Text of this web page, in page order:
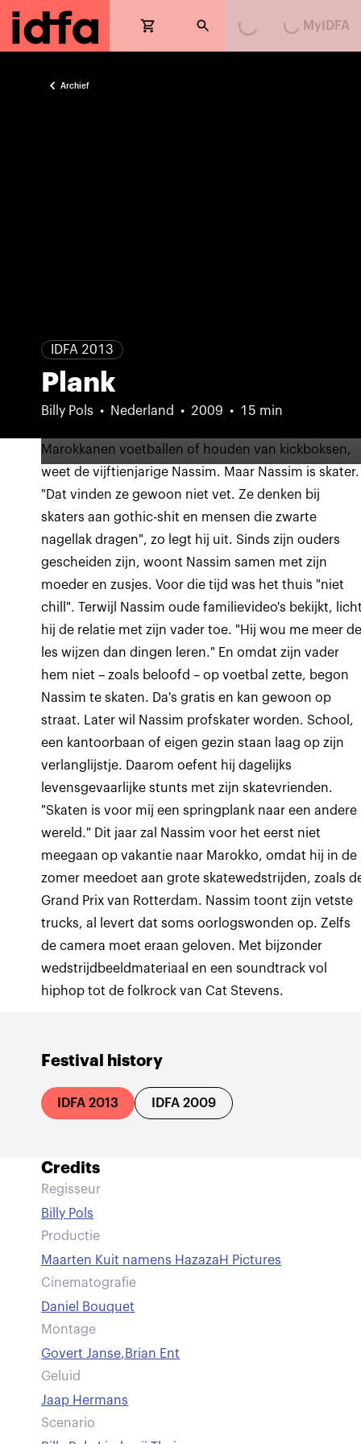
Loading...Loading...
MyIDFA
Archief
IDFA 2013
Plank
Billy Pols Nederland 2009 15 min
Festival history
IDFA 2013 IDFA 2009
Marokkanen voetballen of houden van kickboksen,
weet de vijftienjarige Nassim. Maar Nassim is skater.
"Dat vinden ze gewoon niet vet. Ze denken bij
skaters aan gothic-shit en mensen die zwarte
nagellak dragen", zo legt hij uit. Sinds zijn ouders
gescheiden zijn, woont Nassim samen met zijn
moeder en zusjes. Voor die tijd was het thuis "niet
chill". Terwijl Nassim oude familievideo's bekijkt,
hij de relatie met zijn vader toe. "Hij wou me meer
les wijzen dan dingen leren." En omdat zijn vader
hem niet – zoals beloofd – op voetbal zette, begon
Nassim te skaten. Da's gratis en kan gewoon op
straat. Later wil Nassim profskater worden. School,
een kantoorbaan of eigen gezin staan laag op zijn
verlanglijstje. Daarom oefent hij dagelijks
levensgevaarlijke stunts met zijn skatevrienden.
"Skaten is voor mij een springplank naar een andere
wereld." Dit jaar zal Nassim voor het eerst niet
meegaan op vakantie naar Marokko, omdat hij in de
zomer meedoet aan grote skatewedstrijden, zoals
Grand Prix van Rotterdam. Nassim toont zijn vetste
trucks, al levert dat soms oorlogswonden op. Zelfs
de camera moet eraan geloven. Met bijzonder
wedstrijdbeeldmateriaal en een soundtrack vol
hiphop tot de folkrock van Cat Stevens.
Credits
Regisseur
Billy Pols
Productie
Maarten Kuit namens HazazaH Pictures
Cinematografie
Daniel Bouquet
Montage
Govert Janse,Brian Ent
Geluid
Jaap Hermans
Scenario